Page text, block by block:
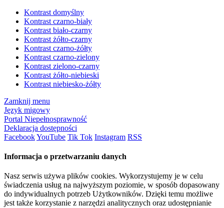
Kontrast domyślny
Kontrast czarno-biały
Kontrast biało-czarny
Kontrast żółto-czarny
Kontrast czarno-żółty
Kontrast czarno-zielony
Kontrast zielono-czarny
Kontrast żółto-niebieski
Kontrast niebiesko-żółty
Zamknij menu
Język migowy
Portal Niepełnosprawność
Deklaracja dostępności
FacebookYouTube Tik Tok Instagram RSS
Informacja o przetwarzaniu danych
Nasz serwis używa plików cookies. Wykorzystujemy je w celu
świadczenia usług na najwyższym poziomie, w sposób dopasowany
do indywidualnych potrzeb Użytkowników. Dzięki temu możliwe
jest także korzystanie z narzędzi analitycznych oraz udostępnianie